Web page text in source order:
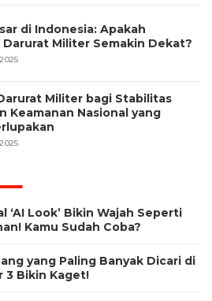
di Indonesia: Apakah
Darurat Militer Semakin Dekat?
Militer bagi Stabilitas
Keamanan Nasional yang
‘AI Look’ Bikin Wajah Seperti
Kamu Sudah Coba?
yang Paling Banyak Dicari di
3 Bikin Kaget!